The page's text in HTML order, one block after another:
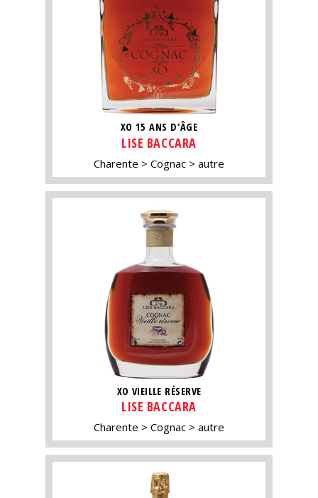
XO 15 ANS D'ÂGE
LISE BACCARA
Charente Cognac autre
XO VIEILLE RÉSERVE
LISE BACCARA
Charente Cognac autre